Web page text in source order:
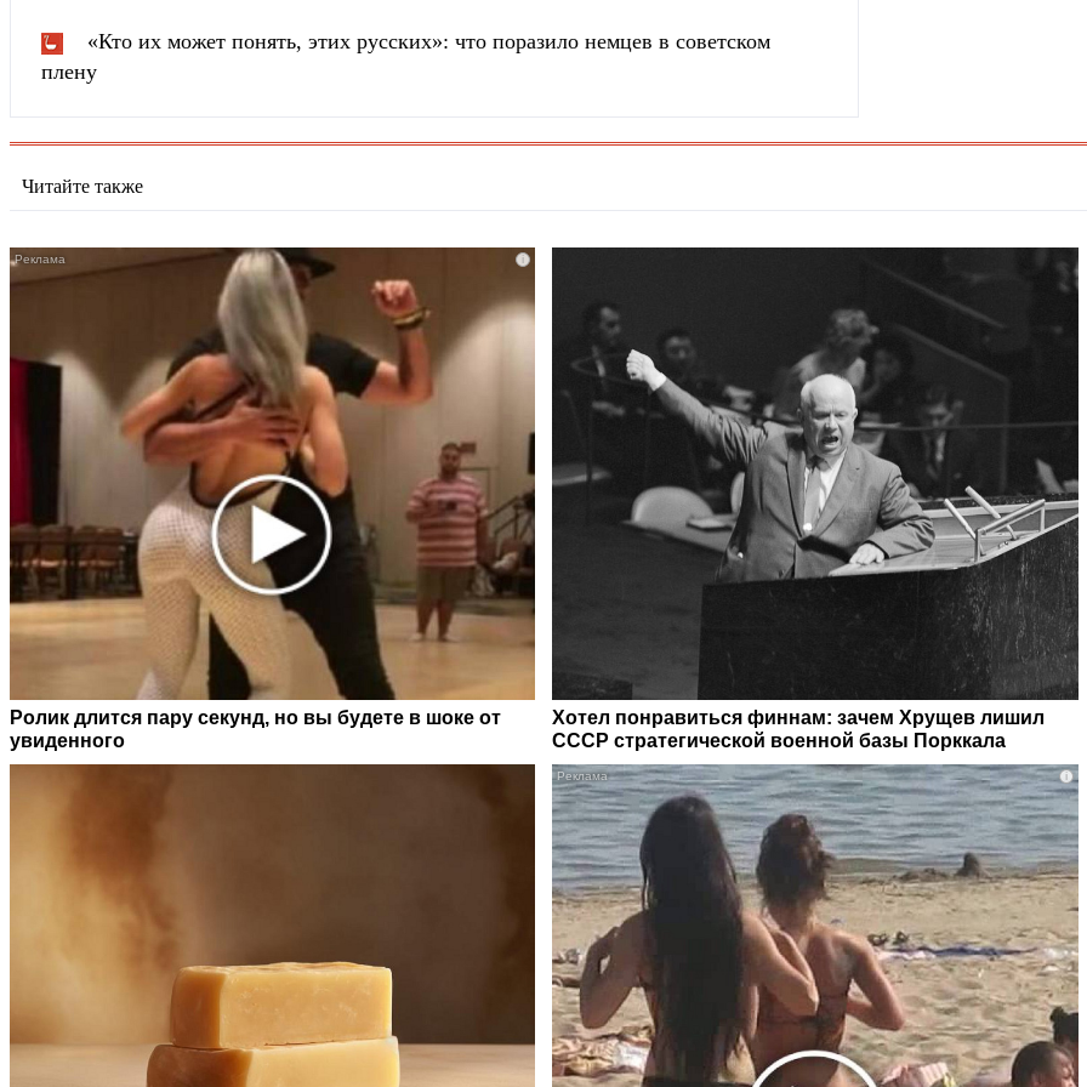
«Кто их может понять, этих русских»: что поразило немцев в советском
плену
Читайте также
i
Ролик длится пару секунд, но вы будете в шоке от
увиденного
Хотел понравиться финнам: зачем Хрущев лишил
СССР стратегической военной базы Порккала
i